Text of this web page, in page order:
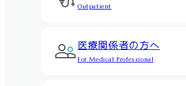
Outpatient
医療関係者の方へ
For Medical Professional